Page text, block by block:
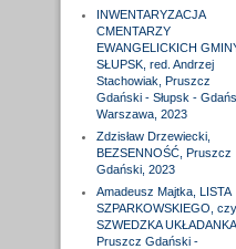
INWENTARYZACJA
CMENTARZY
EWANGELICKICH
SŁUPSK, red. Andrzej
Stachowiak, Pruszcz
Gdański - Słupsk -
Warszawa, 2023
Zdzisław Drzewiecki,
BEZSENNOŚĆ, Pruszcz
Gdański, 2023
Amadeusz Majtka, LISTA
SZPARKOWSKIEGO,
SZWEDZKA UKŁADANKA,
Pruszcz Gdański -